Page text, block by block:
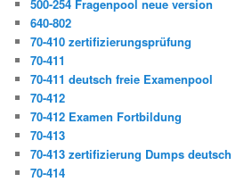
500-254 Fragenpool neue version
640-802
70-410 zertifizierungsprüfung
70-411
70-411 deutsch freie Examenpool
70-412
70-412 Examen Fortbildung
70-413
70-413 zertifizierung Dumps deutsch
70-414